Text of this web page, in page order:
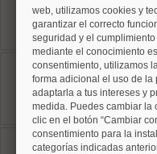
70 m²
1
1
Ref:
75 m²
2
1
Ref:
web, utilizamos cookies y
garantizar el correcto
seguridad y el
mediante el conocimiento
consentimiento, utilizamos
forma adicional el uso de la
adaptarla a tus intereses y
medida. Puedes cambiar la
clic en el botón “Cambiar
consentimiento para la
categorías indicadas